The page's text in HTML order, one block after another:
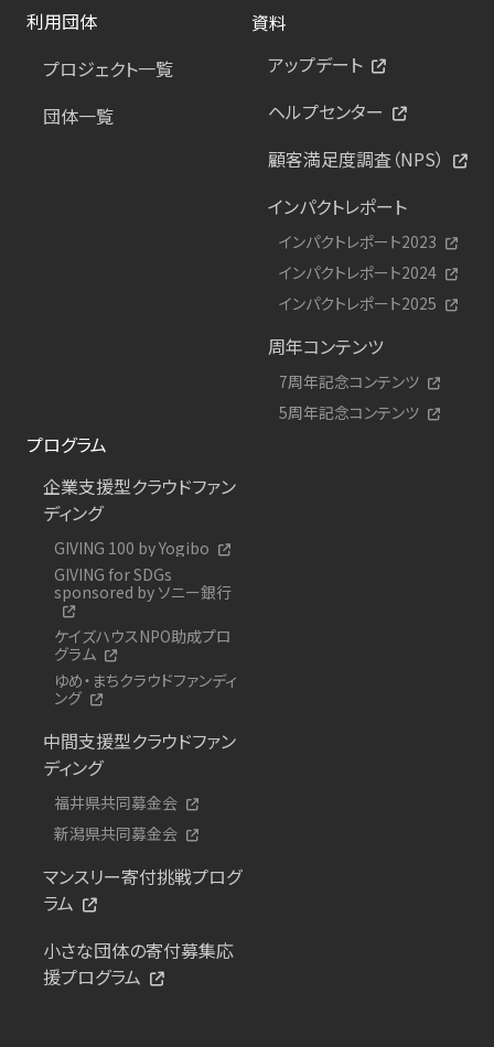
利用団体
プロジェクト一覧
団体一覧
資料
アップデート
ヘルプセンター
顧客満足度調査（NPS）
インパクトレポート
インパクトレポート2023
インパクトレポート2024
インパクトレポート2025
周年コンテンツ
7周年記念コンテンツ
5周年記念コンテンツ
プログラム
企業支援型クラウドファン
ディング
GIVING 100 by Yogibo
GIVING for SDGs
sponsored by ソニー銀行
ケイズハウスNPO助成プロ
グラム
ゆめ・まちクラウドファンディ
ング
中間支援型クラウドファン
ディング
福井県共同募金会
新潟県共同募金会
マンスリー寄付挑戦プログ
ラム
小さな団体の寄付募集応
援プログラム